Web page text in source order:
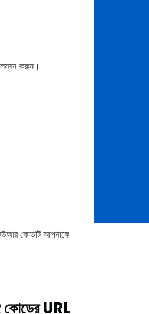
করুন।
কোডটি আপনাকে
URL